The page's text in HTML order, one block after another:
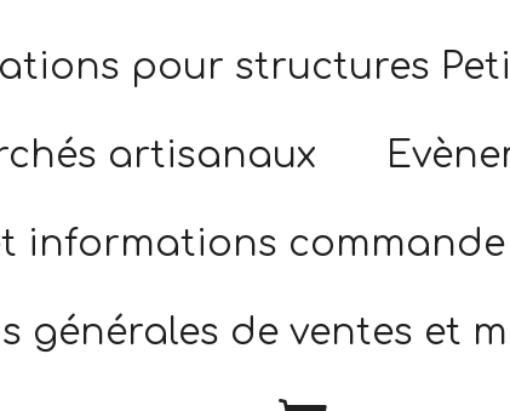
pour structures
artisanaux
informations commande
générales de ventes et